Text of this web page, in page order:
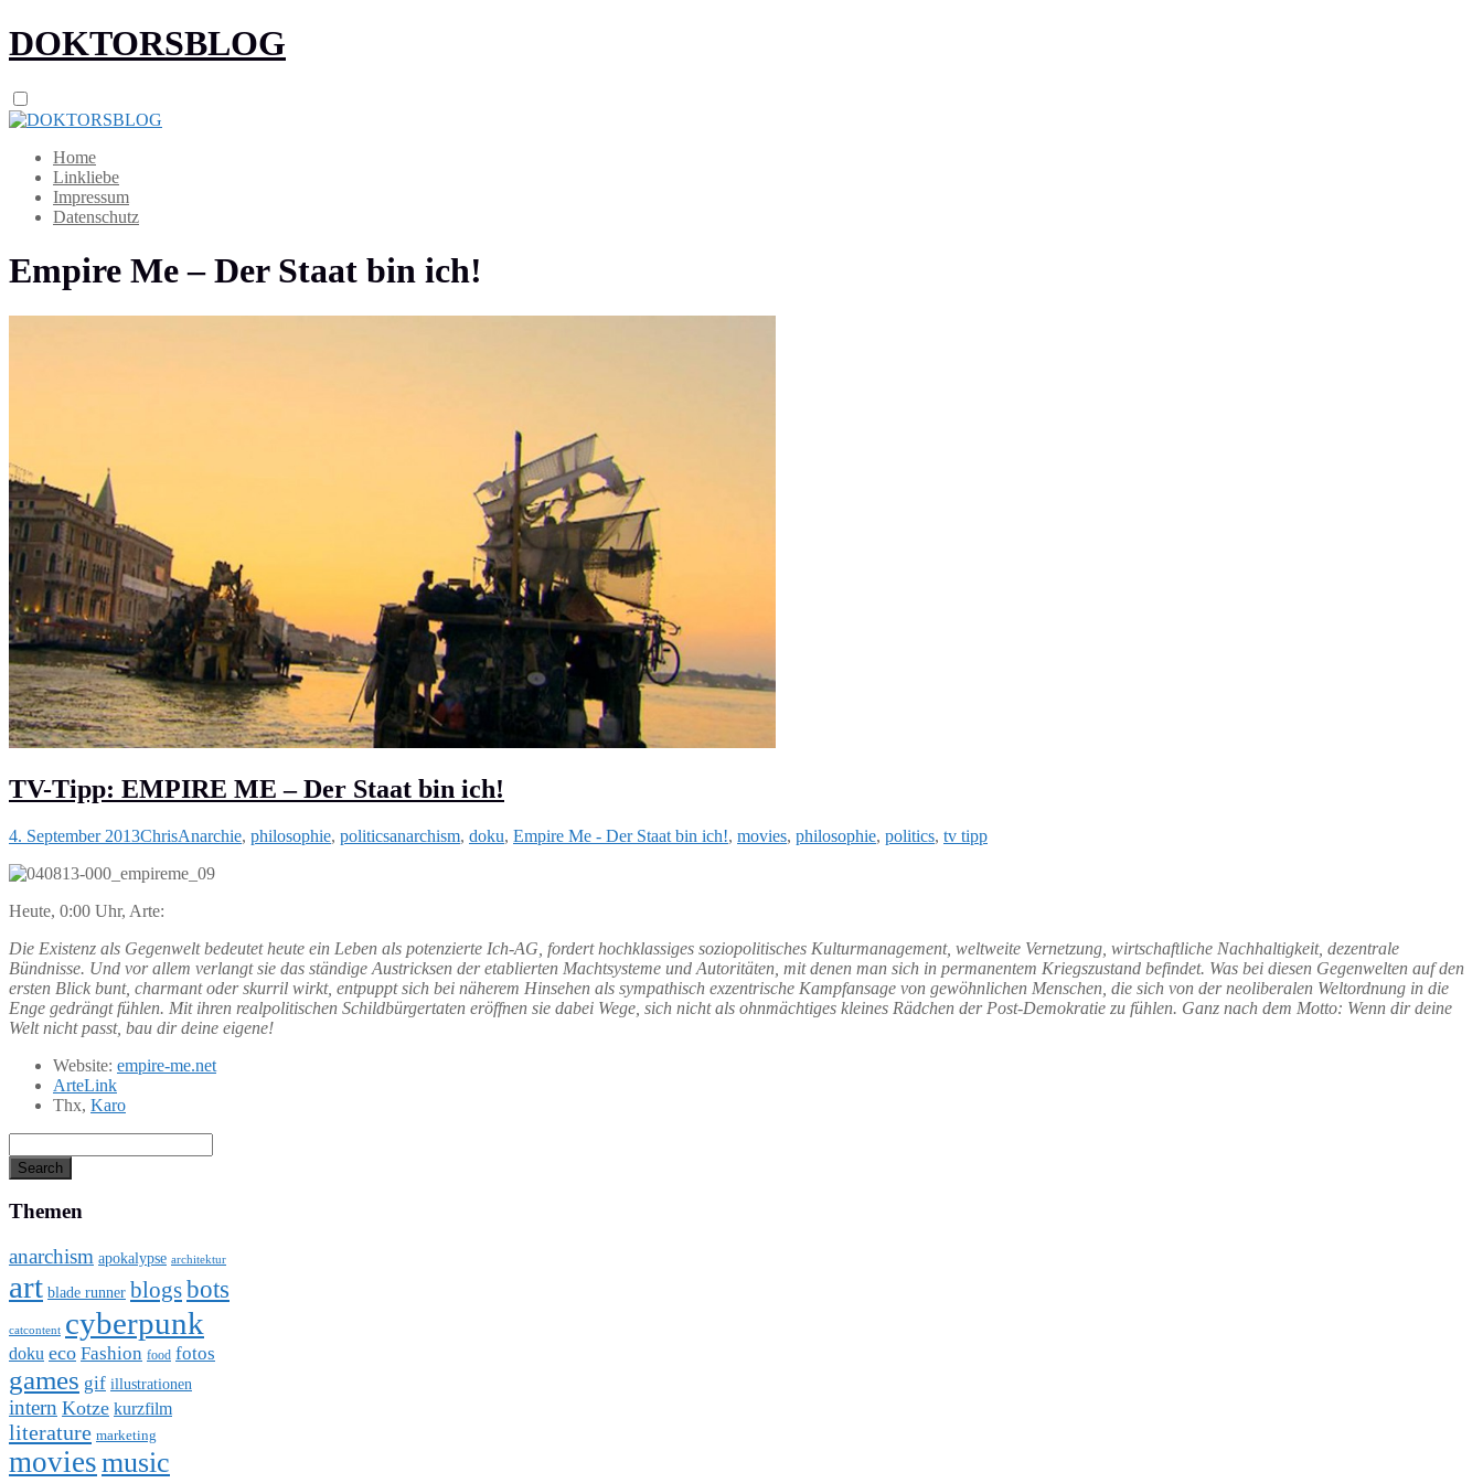
DOKTORSBLOG
Home
Linkliebe
Impressum
Datenschutz
Empire Me – Der Staat bin ich!
TV-Tipp: EMPIRE ME – Der Staat bin ich!
4. September 2013ChrisAnarchie, philosophie, politicsanarchism, doku, Empire Me - Der Staat bin ich!, movies, philosophie, politics, tv tipp
Heute, 0:00 Uhr, Arte:
Die Existenz als Gegenwelt bedeutet heute ein Leben als potenzierte Ich-AG, fordert hochklassiges soziopolitisches Kulturmanagement, weltweite Vernetzung, wirtschaftliche Nachhaltigkeit, dezentrale
Bündnisse. Und vor allem verlangt sie das ständige Austricksen der etablierten Machtsysteme und Autoritäten, mit denen man sich in permanentem Kriegszustand befindet. Was bei diesen Gegenwelten auf den
ersten Blick bunt, charmant oder skurril wirkt, entpuppt sich bei näherem Hinsehen als sympathisch exzentrische Kampfansage von gewöhnlichen Menschen, die sich von der neoliberalen Weltordnung in die
Enge gedrängt fühlen. Mit ihren realpolitischen Schildbürgertaten eröffnen sie dabei Wege, sich nicht als ohnmächtiges kleines Rädchen der Post-Demokratie zu fühlen. Ganz nach dem Motto: Wenn dir deine
Welt nicht passt, bau dir deine eigene!
Website: empire-me.net
ArteLink
Thx, Karo
Themen
anarchism apokalypse architektur
art blade runner blogsbots
catcontent cyberpunk
doku eco Fashion food fotos
games gif illustrationen
intern Kotze kurzfilm
literature marketing
moviesmusic